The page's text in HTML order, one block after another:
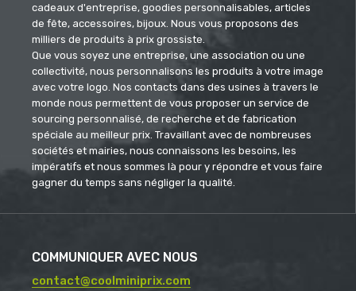
cadeaux d'entreprise, goodies personnalisables, articles
de fête, accessoires, bijoux. Nous vous proposons des
milliers de produits à prix grossiste.
Que vous soyez une entreprise, une association ou une
collectivité, nous personnalisons les produits à votre image
avec votre logo. Nos contacts dans des usines à travers le
monde nous permettent de vous proposer un service de
sourcing personnalisé, de recherche et de fabrication
spéciale au meilleur prix. Travaillant avec de nombreuses
sociétés et mairies, nous connaissons les besoins, les
impératifs et nous sommes là pour y répondre et vous faire
gagner du temps sans négliger la qualité.
COMMUNIQUER AVEC NOUS
contact@coolminiprix.com